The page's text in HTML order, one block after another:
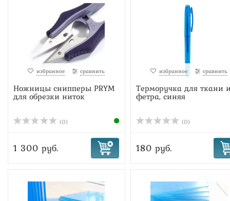
избранное сравнить
Ножницы снипперы PRYM
для обрезки ниток
(0)
1 300 руб.
избранное сравнить
Терморучка для ткани
фетра, синяя
(0)
180 руб.